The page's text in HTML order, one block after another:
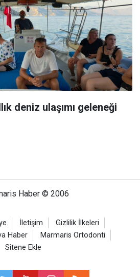
deniz ulaşımı geleneği
Haber © 2006
İletişim
Gizlilik İlkeleri
Haber
Marmaris Ortodonti
Sitene Ekle